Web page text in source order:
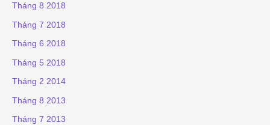
Tháng 8 2018
Tháng 7 2018
Tháng 6 2018
Tháng 5 2018
Tháng 2 2014
Tháng 8 2013
Tháng 7 2013